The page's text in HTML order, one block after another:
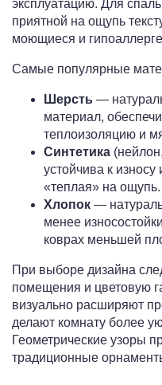
эксплуатацию. Для
приятной на ощупь
моющиеся и
Самые популярные
Шерсть —
материал,
теплоизоляцию и
Синтетика
устойчива к износу
«теплая» на ощупь.
Хлопок —
менее
коврах меньшей
При выборе дизайна
помещения и цветовую
визуально расширяют
делают комнату более
Геометрические узоры
традиционные